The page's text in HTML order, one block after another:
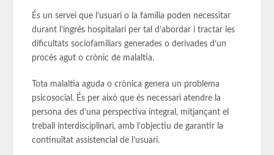
És un servei que l’usuari o la família poden necessitar
durant l’ingrés hospitalari per tal d’abordar i tractar les
dificultats sociofamiliars generades o derivades d’un
procés agut o crònic de malaltia.
Tota malaltia aguda o crònica genera un problema
psicosocial. És per això que és necessari atendre la
persona des d’una perspectiva integral, mitjançant el
treball interdisciplinari, amb l’objectiu de garantir la
continuïtat assistencial de l’usuari.